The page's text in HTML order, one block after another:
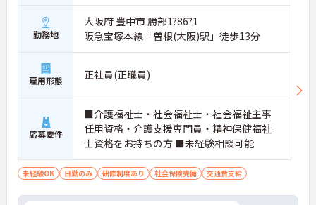
勤務地
大阪府 豊中市 勝部1?86?1
阪急宝塚本線「曽根(大阪)駅」徒歩13分
雇用形態 正社員(正職員)
応募要件
■介護福祉士・社会福祉士・社会福祉主事
任用資格・介護支援専門員・精神保健福祉
士資格をお持ちの方 ■未経験相談可能
未経験OK 日勤のみ 研修制度あり 社会保険完備 交通費支給